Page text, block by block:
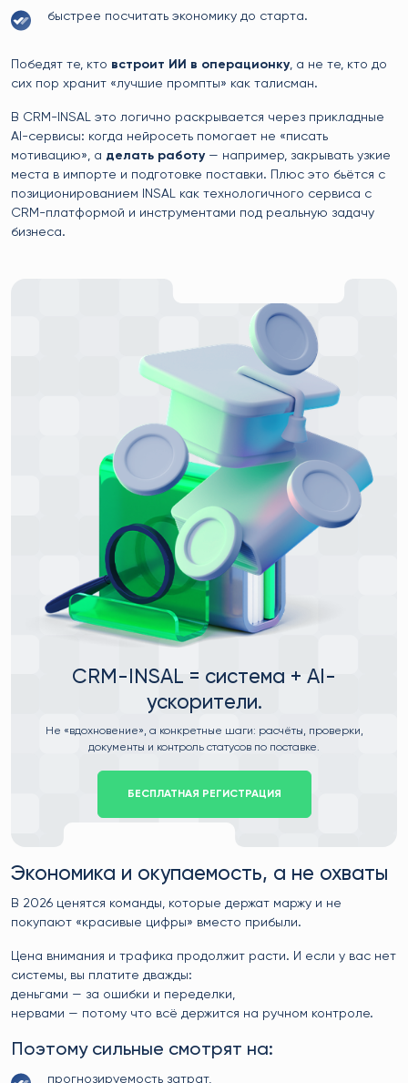
быстрее посчитать экономику до старта.
Победят те, кто встроит ИИ в операционку, а не те, кто до
сих пор хранит «лучшие промпты» как талисман.
В CRM-INSAL это логично раскрывается через прикладные
AI-сервисы: когда нейросеть помогает не «писать
мотивацию», а делать работу— например, закрывать узкие
места в импорте и подготовке поставки. Плюс это бьётся с
позиционированием INSAL как технологичного сервиса с
CRM-платформой и инструментами под реальную задачу
бизнеса.
CRM-INSAL = система + AI-
ускорители.
Не «вдохновение», а конкретные шаги: расчёты, проверки,
документы и контроль статусов по поставке.
БЕСПЛАТНАЯ РЕГИСТРАЦИЯ
Экономика и окупаемость, а не охваты
В 2026 ценятся команды, которые держат маржу и не
покупают «красивые цифры» вместо прибыли.
Цена внимания и трафика продолжит расти. И если у вас нет
системы, вы платите дважды:
деньгами — за ошибки и переделки,
нервами — потому что всё держится на ручном контроле.
Поэтому сильные смотрят на:
прогнозируемость затрат,